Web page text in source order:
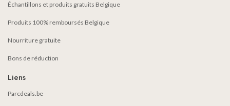
Échantillons et produits gratuits Belgique
Produits 100% remboursés Belgique
Nourriture gratuite
Bons de réduction
Liens
Parcdeals.be